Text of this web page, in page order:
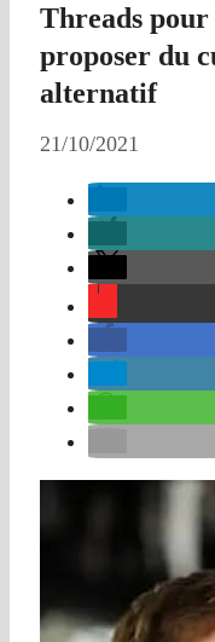
Threads pour
proposer du
alternatif
21/10/2021